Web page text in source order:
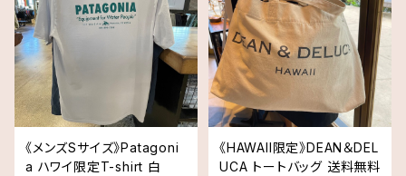
《メンズSサイズ》Patagoni
a ハワイ限定T-shirt 白
《HAWAII限定》DEAN＆DEL
UCA トートバッグ 送料無料